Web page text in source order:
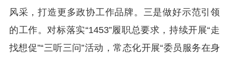
风采，打造更多政协工作品牌。三是做好示范引领
的工作。对标落实“1453”履职总要求，持续开展“走
找想促”“三听三问”活动，常态化开展“委员服务在身